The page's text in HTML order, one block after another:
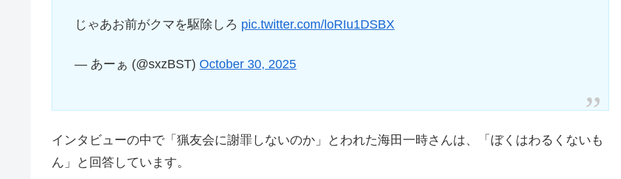
じゃあお前がクマを駆除しろ pic.twitter.com/loRIu1DSBX
— あーぁ (@sxzBST) October 30, 2025
インタビューの中で「猟友会に謝罪しないのか」とわれた海田一時さんは、「ぼくはわるくないも
ん」と回答しています。